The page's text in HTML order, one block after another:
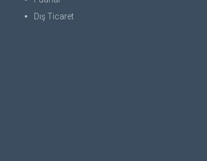
Dış Ticaret